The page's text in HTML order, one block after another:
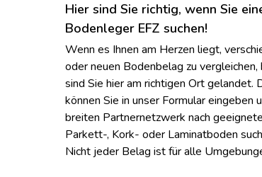
Hier sind Sie richtig, wenn Sie
Bodenleger EFZ suchen!
Wenn es Ihnen am Herzen liegt,
oder neuen Bodenbelag zu
sind Sie hier am richtigen Ort gelandet.
können Sie in unser Formular eingeben
breiten Partnernetzwerk nach
Parkett-, Kork- oder Laminatboden
Nicht jeder Belag ist für alle